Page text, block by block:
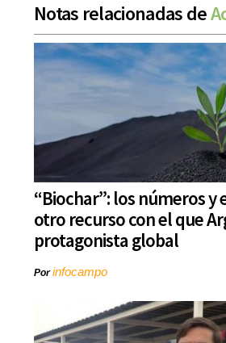
Notas relacionadas de
“Biochar”: los números y
otro recurso con el que
protagonista global
Porinfocampo